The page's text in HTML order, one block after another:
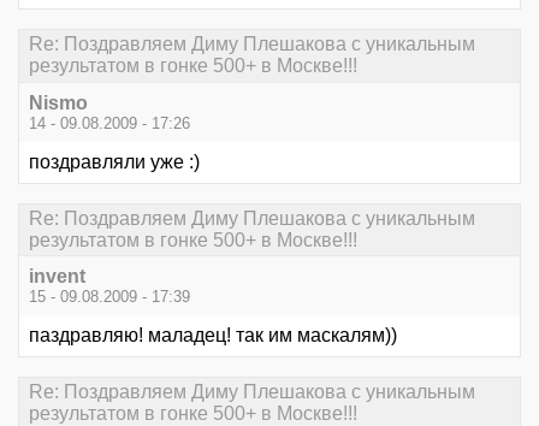
Re: Поздравляем Диму Плешакова с уникальным
результатом в гонке 500+ в Москве!!!
Nismo
14 - 09.08.2009 - 17:26
поздравляли уже :)
Re: Поздравляем Диму Плешакова с уникальным
результатом в гонке 500+ в Москве!!!
invent
15 - 09.08.2009 - 17:39
паздравляю! маладец! так им маскалям))
Re: Поздравляем Диму Плешакова с уникальным
результатом в гонке 500+ в Москве!!!